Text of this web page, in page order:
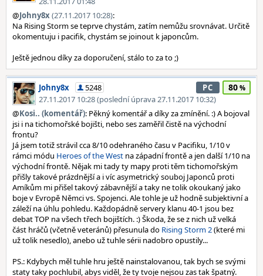
@Johny8x(27.11.2017 10:28):
Na Rising Storm se teprve chystám, zatím nemůžu srovnávat. Určitě
okomentuju i pacifik, chystám se joinout k japoncům.
Ještě jednou díky za doporučení, stálo to za to ;)
Johny8x
5248
27.11.2017 10:28 (poslední úprava 27.11.2017 10:32)
PC 80
@Kosi.. (komentář): Pěkný komentář a díky za zmínění. :) A bojoval
jsi i na tichomořské bojišti, nebo ses zaměřil čistě na východní
frontu?
Já jsem totiž strávil cca 8/10 odehraného času v Pacifiku, 1/10 v
rámci módu Heroes of the West na západní frontě a jen další 1/10 na
východní frontě. Nějak mi tady ty mapy proti těm tichomořským
přišly takové prázdnější a i víc asymetrický souboj Japonců proti
Amíkům mi přišel takový zábavnější a taky ne tolik okoukaný jako
boje v Evropě Němci vs. Spojenci. Ale tohle je už hodně subjektivní a
záleží na úhlu pohledu. Každopádně servery klanu 40-1 jsou bez
debat TOP na všech třech bojištích. :) Škoda, že se z nich už velká
část hráčů (včetně veteránů) přesunula do Rising Storm 2(které mi
už tolik nesedlo), anebo už tuhle sérii nadobro opustily...
PS.: Kdybych měl tuhle hru ještě nainstalovanou, tak bych se svými
staty taky pochlubil, abys viděl, že ty tvoje nejsou zas tak špatný.